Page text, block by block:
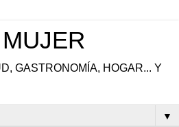
GASTRONOMÍA, HOGAR... Y
▼